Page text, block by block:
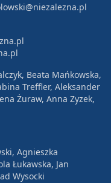
Beata Mańkowska,
Treffler, Aleksander
Żuraw, Anna Zyzek,
Agnieszka
Łukawska, Jan
Wysocki